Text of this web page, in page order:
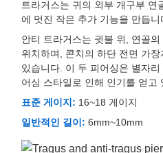
트라거스는 귀의 외부 개구부 연
에 멋진 작은 추가 기능을 만듭니
안티 트라거스는 귓불 위, 연골
위치하며, 콘치의 하단 전면 가
있습니다. 이 두 피어싱은 별자
어싱 스타일로 인해 인기를 얻고
표준 게이지: 16~18 게이지
일반적인 길이: 6mm~10mm